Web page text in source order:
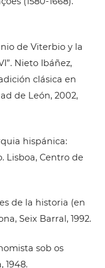
de Viterbio y la
Nieto Ibáñez,
clásica en
de León, 2002,
hispánica:
Lisboa, Centro de
de la historia (en
Seix Barral, 1992.
sob os
1948.